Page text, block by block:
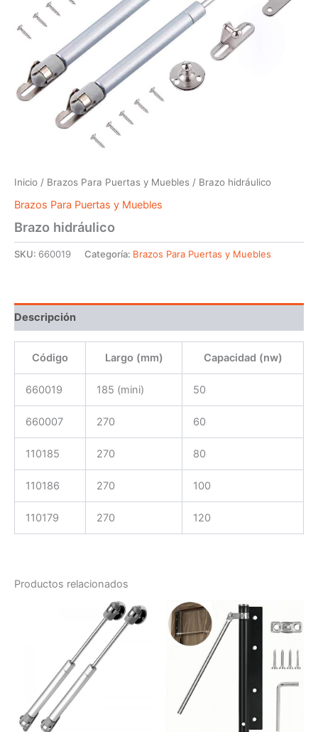
Inicio / Brazos Para Puertas y Muebles / Brazo hidráulico
Brazos Para Puertas y Muebles
Brazo hidráulico
SKU: 660019 Categoría: Brazos Para Puertas y Muebles
Descripción
Código Largo (mm) Capacidad (nw)
660019 185 (mini) 50
660007 270 60
110185 270 80
110186 270 100
110179 270 120
Productos relacionados